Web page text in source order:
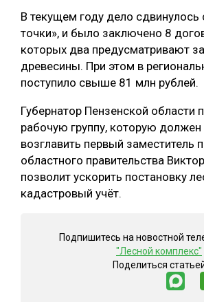
В текущем году дело сдвинулось
точки», и было заключено 8
которых два предусматривают
древесины. При этом в
поступило свыше 81 млн рублей.
Губернатор Пензенской области
рабочую группу, которую должен
возглавить первый заместитель
областного правительства
позволит ускорить постановку
кадастровый учёт.
Подпишитесь на новостной
"Лесной комплекс"
Поделиться